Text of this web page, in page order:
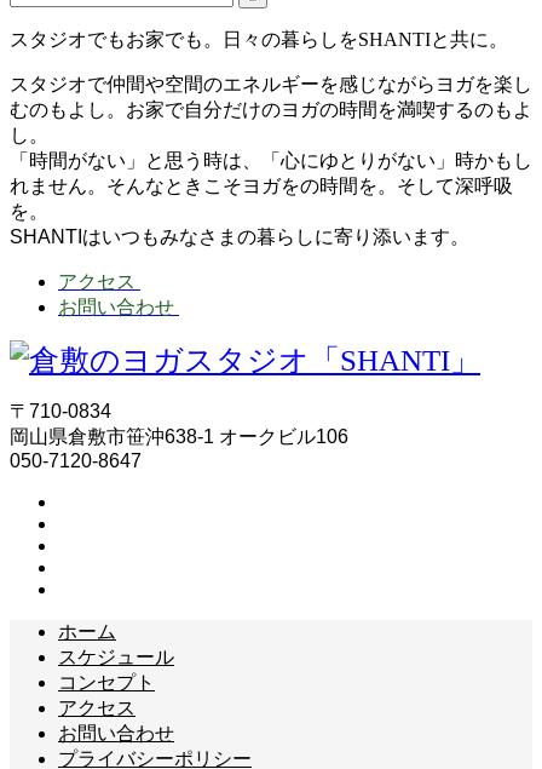
スタジオでもお家でも。日々の暮らしをSHANTIと共に。
スタジオで仲間や空間のエネルギーを感じながらヨガを楽し
むのもよし。お家で自分だけのヨガの時間を満喫するのもよ
し。
「時間がない」と思う時は、「心にゆとりがない」時かもし
れません。そんなときこそヨガをの時間を。そして深呼吸
を。
SHANTIはいつもみなさまの暮らしに寄り添います。
アクセス
お問い合わせ
〒710-0834
岡山県倉敷市笹沖638-1 オークビル106
050-7120-8647
ホーム
スケジュール
コンセプト
アクセス
お問い合わせ
プライバシーポリシー